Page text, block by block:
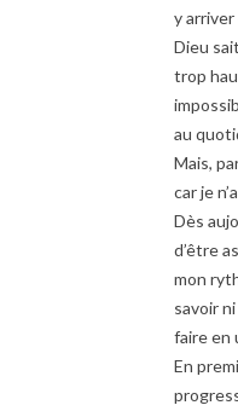
y
Dieu
trop
au
Mais,
car je
Dès
d’être
mon
savoir
faire en
En